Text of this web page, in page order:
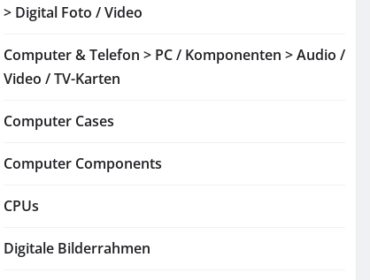
> Digital Foto / Video
Computer & Telefon > PC / Komponenten > Audio /
Video / TV-Karten
Computer Cases
Computer Components
CPUs
Digitale Bilderrahmen